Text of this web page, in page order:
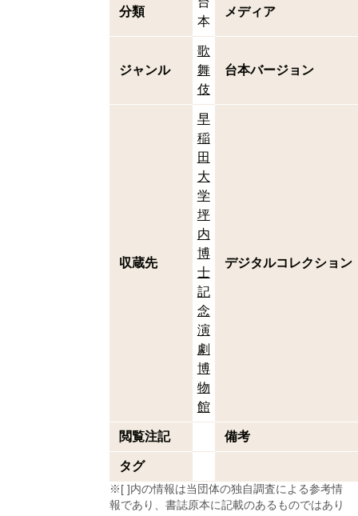
分類
本
メディア
ジャンル
歌
舞
伎
台本バージョン
収蔵先
早
稲
田
大
学
坪
内
博
士
記
念
演
劇
博
物
館
デジタルコレクション
閲覧注記 備考
タグ
※[ ]内の情報は当団体の独自調査による参考情
報であり、書誌原本に記載のあるものではあり